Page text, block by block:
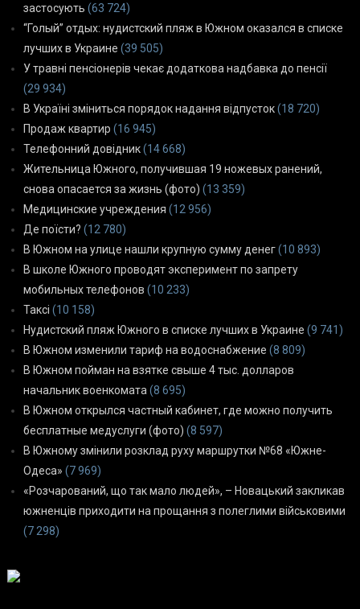
застосують (63 724)
“Голый” отдых: нудистский пляж в Южном оказался в списке
лучших в Украине (39 505)
У травні пенсіонерів чекає додаткова надбавка до пенсії
(29 934)
В Україні зміниться порядок надання відпусток(18 720)
Продаж квартир (16 945)
Телефонний довідник(14 668)
Жительница Южного, получившая 19 ножевых ранений,
снова опасается за жизнь (фото) (13 359)
Медицинские учреждения (12 956)
Де поїсти? (12 780)
В Южном на улице нашли крупную сумму денег(10 893)
В школе Южного проводят эксперимент по запрету
мобильных телефонов (10 233)
Таксі (10 158)
Нудистский пляж Южного в списке лучших в Украине (9 741)
В Южном изменили тариф на водоснабжение (8 809)
В Южном пойман на взятке свыше 4 тыс. долларов
начальник военкомата (8 695)
В Южном открылся частный кабинет, где можно получить
бесплатные медуслуги (фото) (8 597)
В Южному змінили розклад руху маршрутки №68 «Южне-
Одеса» (7 969)
«Розчарований, що так мало людей», – Новацький закликав
южненців приходити на прощання з полеглими військовими
(7 298)